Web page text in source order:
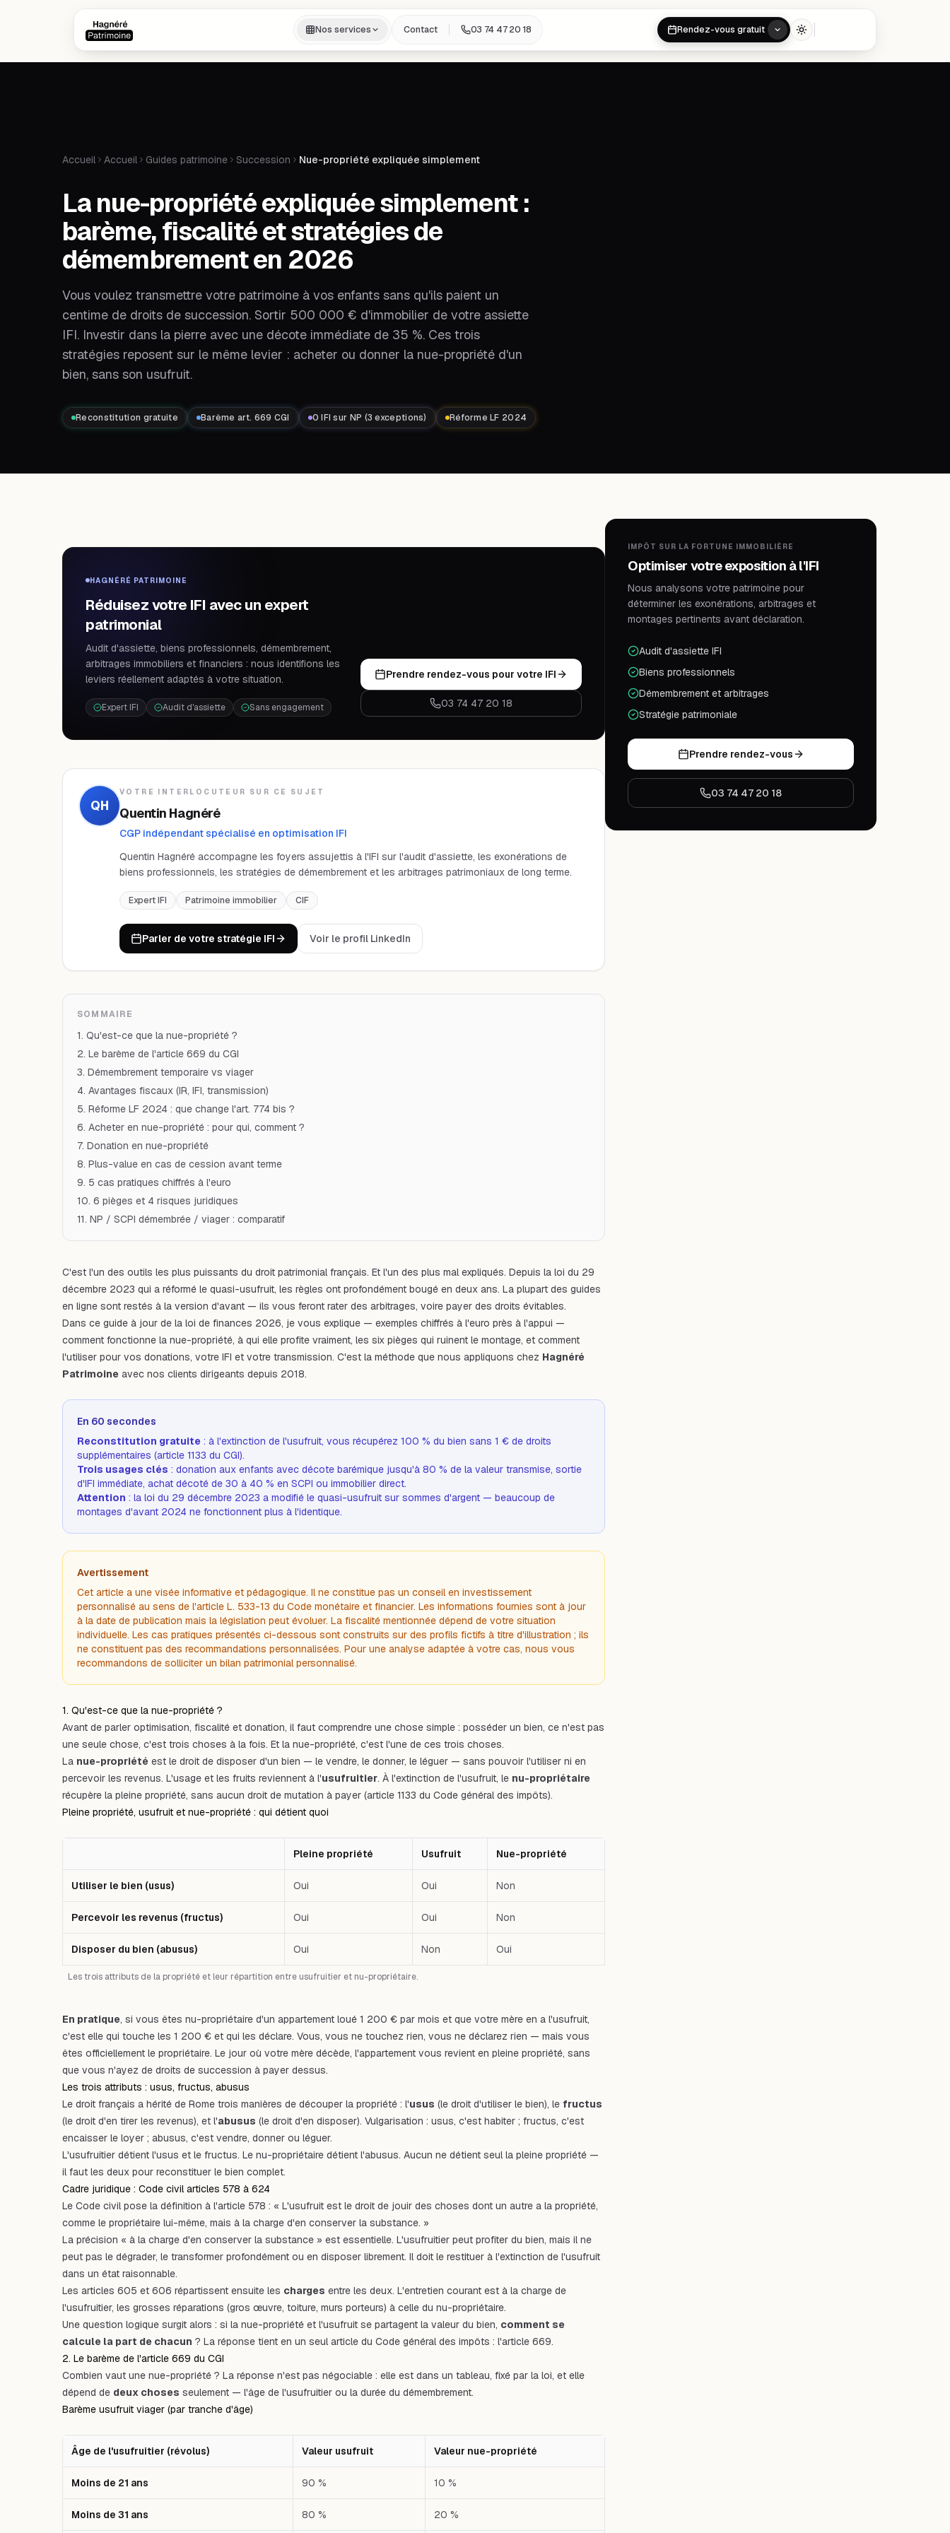
Nos services Contact 03 74 47 20 18 Rendez-vous gratuit Toggle theme
Accueil Accueil Guides patrimoine Succession Nue-propriété expliquée simplement
La nue-propriété expliquée simplement :
barème, fiscalité et stratégies de
démembrement en 2026
Vous voulez transmettre votre patrimoine à vos enfants sans qu'ils paient un
centime de droits de succession. Sortir 500 000 € d'immobilier de votre assiette
IFI. Investir dans la pierre avec une décote immédiate de 35 %. Ces trois
stratégies reposent sur le même levier : acheter ou donner la nue-propriété d'un
bien, sans son usufruit.
Reconstitution gratuite Barème art. 669 CGI 0 IFI sur NP (3 exceptions) Réforme LF 2024
HAGNÉRÉ PATRIMOINE
Réduisez votre IFI avec un expert
patrimonial
Audit d'assiette, biens professionnels, démembrement,
arbitrages immobiliers et financiers : nous identifions les
leviers réellement adaptés à votre situation.
Expert IFI Audit d'assiette Sans engagement
Prendre rendez-vous pour votre IFI
03 74 47 20 18
QH
VOTRE INTERLOCUTEUR SUR CE SUJET
Quentin Hagnéré
CGP indépendant spécialisé en optimisation IFI
Quentin Hagnéré accompagne les foyers assujettis à l'IFI sur l'audit d'assiette, les exonérations de
biens professionnels, les stratégies de démembrement et les arbitrages patrimoniaux de long terme.
Expert IFI Patrimoine immobilier CIF
Parler de votre stratégie IFI Voir le profil LinkedIn
SOMMAIRE
1. Qu'est-ce que la nue-propriété ?
2. Le barème de l'article 669 du CGI
3. Démembrement temporaire vs viager
4. Avantages fiscaux (IR, IFI, transmission)
5. Réforme LF 2024 : que change l'art. 774 bis ?
6. Acheter en nue-propriété : pour qui, comment ?
7. Donation en nue-propriété
8. Plus-value en cas de cession avant terme
9. 5 cas pratiques chiffrés à l'euro
10. 6 pièges et 4 risques juridiques
11. NP / SCPI démembrée / viager : comparatif
C'est l'un des outils les plus puissants du droit patrimonial français. Et l'un des plus mal expliqués. Depuis la loi du 29
décembre 2023 qui a réformé le quasi-usufruit, les règles ont profondément bougé en deux ans. La plupart des guides
en ligne sont restés à la version d'avant — ils vous feront rater des arbitrages, voire payer des droits évitables.
Dans ce guide à jour de la loi de finances 2026, je vous explique — exemples chiffrés à l'euro près à l'appui —
comment fonctionne la nue-propriété, à qui elle profite vraiment, les six pièges qui ruinent le montage, et comment
l'utiliser pour vos donations, votre IFI et votre transmission. C'est la méthode que nous appliquons chez Hagnéré
Patrimoine avec nos clients dirigeants depuis 2018.
En 60 secondes
Reconstitution gratuite : à l'extinction de l'usufruit, vous récupérez 100 % du bien sans 1 € de droits
supplémentaires (article 1133 du CGI).
Trois usages clés : donation aux enfants avec décote barémique jusqu'à 80 % de la valeur transmise, sortie
d'IFI immédiate, achat décoté de 30 à 40 % en SCPI ou immobilier direct.
Attention : la loi du 29 décembre 2023 a modifié le quasi-usufruit sur sommes d'argent — beaucoup de
montages d'avant 2024 ne fonctionnent plus à l'identique.
Avertissement
Cet article a une visée informative et pédagogique. Il ne constitue pas un conseil en investissement
personnalisé au sens de l'article L. 533-13 du Code monétaire et financier. Les informations fournies sont à jour
à la date de publication mais la législation peut évoluer. La fiscalité mentionnée dépend de votre situation
individuelle. Les cas pratiques présentés ci-dessous sont construits sur des profils fictifs à titre d'illustration ; ils
ne constituent pas des recommandations personnalisées. Pour une analyse adaptée à votre cas, nous vous
recommandons de solliciter un bilan patrimonial personnalisé.
1. Qu'est-ce que la nue-propriété ?
Avant de parler optimisation, fiscalité et donation, il faut comprendre une chose simple : posséder un bien, ce n'est pas
une seule chose, c'est trois choses à la fois. Et la nue-propriété, c'est l'une de ces trois choses.
La nue-propriété est le droit de disposer d'un bien — le vendre, le donner, le léguer — sans pouvoir l'utiliser ni en
percevoir les revenus. L'usage et les fruits reviennent à l'usufruitier. À l'extinction de l'usufruit, le nu-propriétaire
récupère la pleine propriété, sans aucun droit de mutation à payer (article 1133 du Code général des impôts).
Pleine propriété, usufruit et nue-propriété : qui détient quoi
Les trois attributs de la propriété et leur répartition entre usufruitier et nu-propriétaire.
Pleine propriété Usufruit Nue-propriété
Utiliser le bien (usus) Oui Oui Non
Percevoir les revenus (fructus) Oui Oui Non
Disposer du bien (abusus) Oui Non Oui
En pratique, si vous êtes nu-propriétaire d'un appartement loué 1 200 € par mois et que votre mère en a l'usufruit,
c'est elle qui touche les 1 200 € et qui les déclare. Vous, vous ne touchez rien, vous ne déclarez rien — mais vous
êtes officiellement le propriétaire. Le jour où votre mère décède, l'appartement vous revient en pleine propriété, sans
que vous n'ayez de droits de succession à payer dessus.
Les trois attributs : usus, fructus, abusus
Le droit français a hérité de Rome trois manières de découper la propriété : l'usus (le droit d'utiliser le bien), le fructus
(le droit d'en tirer les revenus), et l'abusus (le droit d'en disposer). Vulgarisation : usus, c'est habiter ; fructus, c'est
encaisser le loyer ; abusus, c'est vendre, donner ou léguer.
L'usufruitier détient l'usus et le fructus. Le nu-propriétaire détient l'abusus. Aucun ne détient seul la pleine propriété —
il faut les deux pour reconstituer le bien complet.
Cadre juridique : Code civil articles 578 à 624
Le Code civil pose la définition à l'article 578 : « L'usufruit est le droit de jouir des choses dont un autre a la propriété,
comme le propriétaire lui-même, mais à la charge d'en conserver la substance. »
La précision « à la charge d'en conserver la substance » est essentielle. L'usufruitier peut profiter du bien, mais il ne
peut pas le dégrader, le transformer profondément ou en disposer librement. Il doit le restituer à l'extinction de l'usufruit
dans un état raisonnable.
Les articles 605 et 606 répartissent ensuite les charges entre les deux. L'entretien courant est à la charge de
l'usufruitier, les grosses réparations (gros œuvre, toiture, murs porteurs) à celle du nu-propriétaire.
Une question logique surgit alors : si la nue-propriété et l'usufruit se partagent la valeur du bien, comment se
calcule la part de chacun ? La réponse tient en un seul article du Code général des impôts : l'article 669.
2. Le barème de l'article 669 du CGI
Combien vaut une nue-propriété ? La réponse n'est pas négociable : elle est dans un tableau, fixé par la loi, et elle
dépend de deux choses seulement — l'âge de l'usufruitier ou la durée du démembrement.
Barème usufruit viager (par tranche d'âge)
Âge de l'usufruitier (révolus) Valeur usufruit Valeur nue-propriété
Moins de 21 ans 90 % 10 %
Moins de 31 ans 80 % 20 %
IMPÔT SUR LA FORTUNE IMMOBILIÈRE
Optimiser votre exposition à l'IFI
Nous analysons votre patrimoine pour
déterminer les exonérations, arbitrages et
montages pertinents avant déclaration.
Audit d'assiette IFI
Biens professionnels
Démembrement et arbitrages
Stratégie patrimoniale
Prendre rendez-vous
03 74 47 20 18